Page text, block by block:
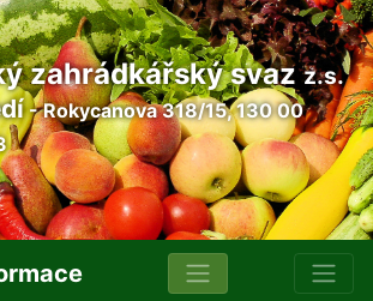
zahrádkářský svazz.s.
- Rokycanova 318/15, 130 00